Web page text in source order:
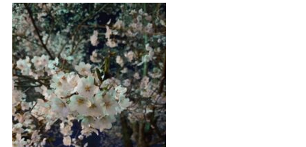
プライバシーポリシー｜サイトマップ
©speaks-test.